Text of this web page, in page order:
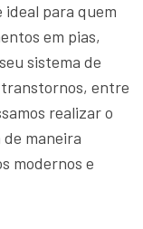
ideal para quem
em pias,
sistema de
entre
realizar o
maneira
modernos e